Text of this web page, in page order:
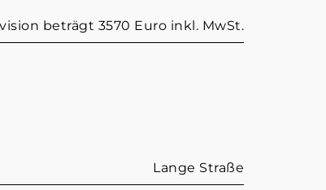
beträgt 3570 Euro inkl. MwSt.
Lange Straße